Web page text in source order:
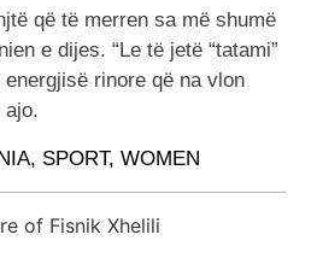
që të merren sa më shumë
e dijes. “Le të jetë “tatami”
rinore që na vlon
ajo.
, SPORT, WOMEN